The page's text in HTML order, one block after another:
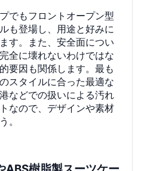
でもフロントオープン型
も登場し、用途と好みに
す。また、安全面につい
全に壊れないわけではな
要因も関係します。最も
スタイルに合った最適な
などでの扱いによる汚れ
なので、デザインや素材
。